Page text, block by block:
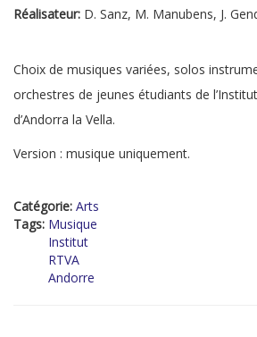
Réalisateur: D. Sanz, M. Manubens, J.
Choix de musiques variées, solos
orchestres de jeunes étudiants de
d’Andorra la Vella.
Version : musique uniquement.
Catégorie: Arts
Tags: Musique
Institut
RTVA
Andorre